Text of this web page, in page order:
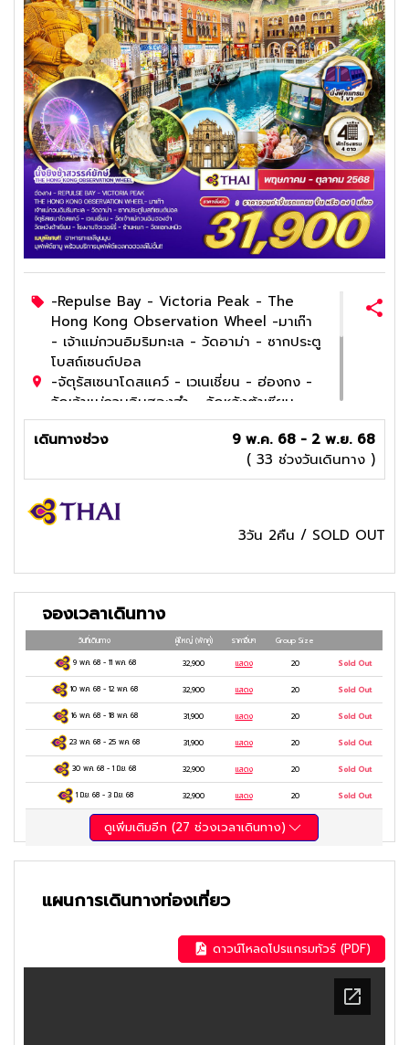
-Repulse Bay - Victoria Peak - The
Hong Kong Observation Wheel -มาเก๊า
- เจ้าแม่กวนอิมริมทะเล - วัดอาม่า - ซากประตู
โบสถ์เซนต์ปอล
-จัตุรัสเซนาโดสแคว์ - เวเนเชี่ยน - ฮ่องกง -
วัดเจ้าแม่กวนอิมฮองฮำ - วัดหวังต้าเซียน
-โรงงานจิวเวอร์รี่ - ร้านหยก - วัดแชกงหมิว
-เมนูพิเศษ!! อาหารทะเลลียูนมูน -เมนูพิเศษ!!
ติ่มซำรสต้นตำรับของฮ่องกง -เมนูพิเศษ!!
ติ่มซำรสต้นตำรับของฮ่องกง -เมนูพิเศษ!! ชา
บูสไตล์ฮ่องกง พร้อมบริการบุฟเฟ่ต์เบียร์ไม่
อั้น !!
เดินทางช่วง
9 พ.ค. 68 - 2 พ.ย. 68
( 33 ช่วงวันเดินทาง )
3วัน 2คืน / SOLD OUT
จองเวลาเดินทาง
วันที่เดินทาง ผู้ใหญ่ (พักคู่) ราคาอื่นๆ Group Size
9 พ.ค. 68- 11 พ.ค. 68 32,900 แสดง 20 Sold Out
10 พ.ค. 68 -12 พ.ค. 68 32,900 แสดง 20 Sold Out
16 พ.ค. 68- 18 พ.ค. 68 31,900 แสดง 20 Sold Out
23 พ.ค. 68- 25 พ.ค. 68 31,900 แสดง 20 Sold Out
30 พ.ค. 68 -1 มิ.ย. 68 32,900 แสดง 20 Sold Out
1 มิ.ย. 68- 3 มิ.ย. 68 32,900 แสดง 20 Sold Out
ดูเพิ่มเติมอีก (27 ช่วงเวลาเดินทาง)
แผนการเดินทางท่องเที่ยว
ดาวน์โหลดโปรแกรมทัวร์ (PDF)